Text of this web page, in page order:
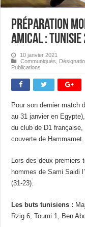
Préparation
amical : Tunisie
10 janvier 2021
Communiqués
Publications
Pour son dernier match
au 31 janvier en
du club de D1
couverte de Hammamet.
Lors des deux premiers
hommes de Sami Saidi
(31-23).
Les buts tunisiens :
Rzig 6, Toumi 1, Ben